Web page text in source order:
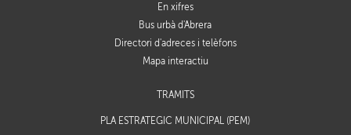
En xifres
Bus urbà d'Abrera
Directori d'adreces i telèfons
Mapa interactiu
TRÀMITS
PLA ESTRATÈGIC MUNICIPAL (PEM)